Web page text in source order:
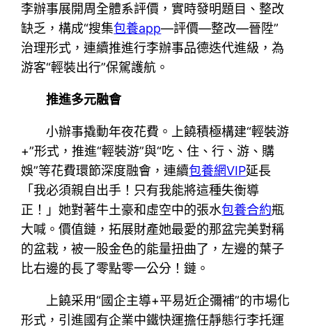
李辦事展開周全體系評價，實時發明題目、整改
缺乏，構成“搜集包養app—評價—整改—晉陞”
治理形式，連續推進行李辦事品德迭代進級，為
游客“輕裝出行”保駕護航。
推進多元融會
小辦事撬動年夜花費。上饒積極構建“輕裝游
+”形式，推進“輕裝游”與“吃、住、行、游、購
娛”等花費環節深度融會，連續包養網VIP延長
「我必須親自出手！只有我能將這種失衡導
正！」她對著牛土豪和虛空中的張水包養合約瓶
大喊。價值鏈，拓展財產她最愛的那盆完美對稱
的盆栽，被一股金色的能量扭曲了，左邊的葉子
比右邊的長了零點零一公分！鏈。
上饒采用“國企主導+平易近企彌補”的市場化
形式，引進國有企業中鐵快運擔任靜態行李托運